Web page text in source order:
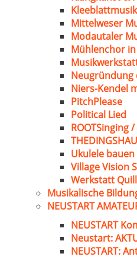
Mittelweser
Modautaler
Mühlenchor
Neugründung
Niers-Kendel
PitchPlease
Political Lied
ROOTSinging
Ukulele
Village Vision
Werkstatt
Musikalische
NEUSTART
NEUSTART
Neustart:
NEUSTART: